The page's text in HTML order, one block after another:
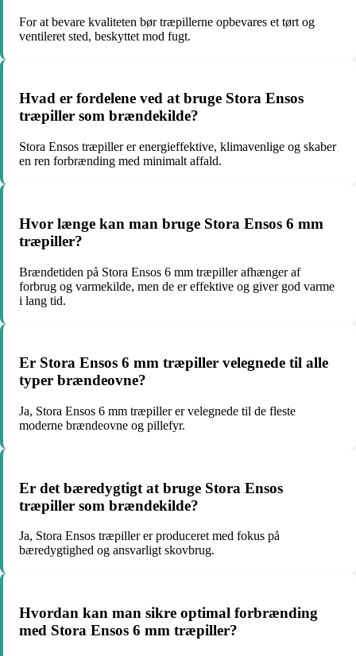
For at bevare kvaliteten bør træpillerne opbevares et tørt og
ventileret sted, beskyttet mod fugt.
Hvad er fordelene ved at bruge Stora Ensos
træpiller som brændekilde?
Stora Ensos træpiller er energieffektive, klimavenlige og skaber
en ren forbrænding med minimalt affald.
Hvor længe kan man bruge Stora Ensos 6 mm
træpiller?
Brændetiden på Stora Ensos 6 mm træpiller afhænger af
forbrug og varmekilde, men de er effektive og giver god varme
i lang tid.
Er Stora Ensos 6 mm træpiller velegnede til alle
typer brændeovne?
Ja, Stora Ensos 6 mm træpiller er velegnede til de fleste
moderne brændeovne og pillefyr.
Er det bæredygtigt at bruge Stora Ensos
træpiller som brændekilde?
Ja, Stora Ensos træpiller er produceret med fokus på
bæredygtighed og ansvarligt skovbrug.
Hvordan kan man sikre optimal forbrænding
med Stora Ensos 6 mm træpiller?